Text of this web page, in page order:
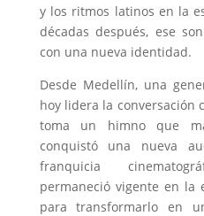
y los ritmos latinos en la
décadas después, ese
con una nueva identidad.
Desde Medellín, una
hoy lidera la conversación
toma un himno que
conquistó una nueva
franquicia
permaneció vigente en la
para transformarlo en